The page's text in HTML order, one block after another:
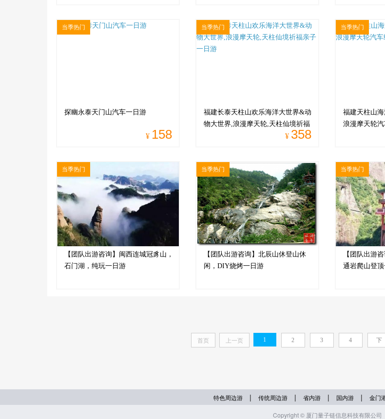
当季热门
探幽永泰天门山汽车一日游
¥ 158
当季热门
福建长泰天柱山欢乐海洋大世界&动
物大世界,浪漫摩天轮,天柱仙境祈福
¥ 358
当季热门
福建天柱山
浪漫摩天轮
当季热门
【团队出游咨询】闽西连城冠豸山，
石门湖，纯玩一日游
当季热门
【团队出游咨询】北辰山休登山休
闲，DIY烧烤一日游
当季热门
【团队出游
通岩爬山登
首页 上一页 1 2 3 4
下
特色周边游 | 传统周边游 | 省内游 | 国内游 | 金门
Copyright © 厦门量子链信息科技有限公司